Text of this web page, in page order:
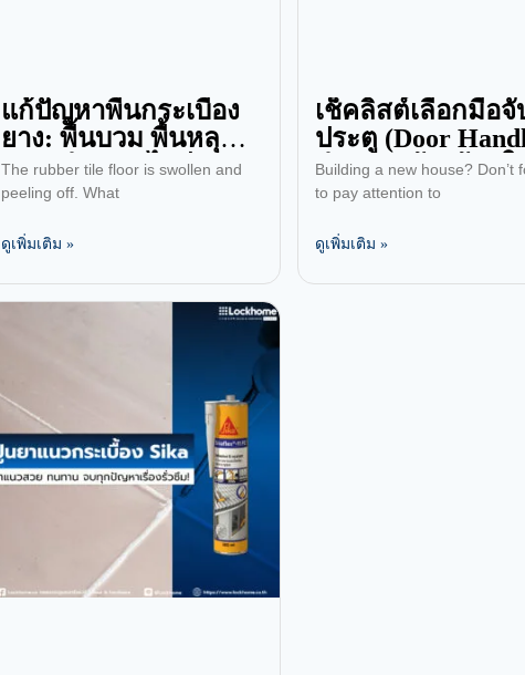
แก้ปัญหาพื้นกระเบื้อง
ยาง: พื้นบวม พื้นหลุด
ล่อน ทำอย่างไรดี?
The rubber tile floor is swollen and
peeling off. What
ดูเพิ่มเติม »
เช็คลิสต์เลือกมือจั
ประตู (Door
สำหรับสร้างบ้าน
ครบทุกฟังก์ชั่น สวย
Building a new house? Don’t
to pay attention to
ดูเพิ่มเติม »